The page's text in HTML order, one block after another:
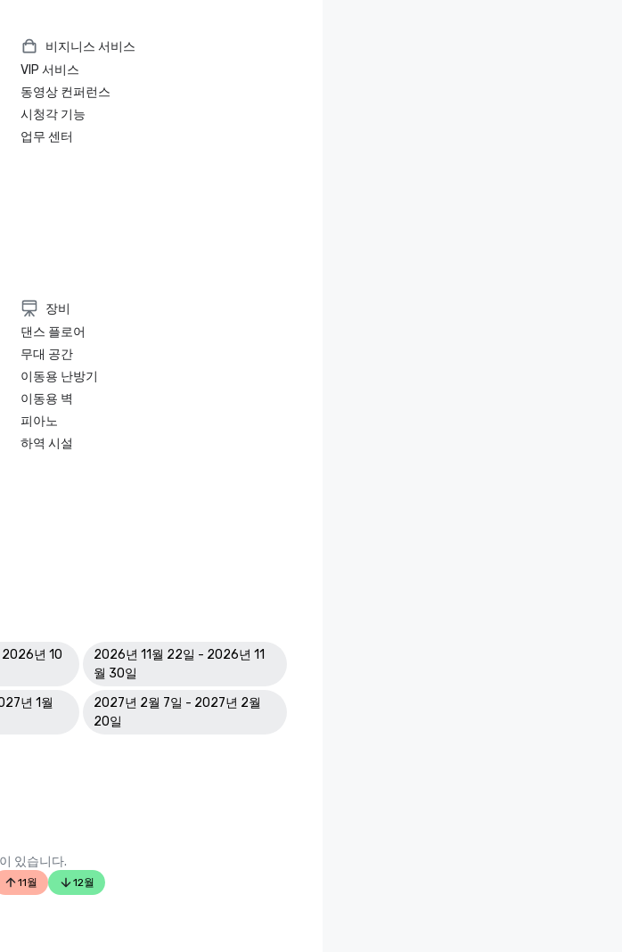
비지니스 서비스
VIP 서비스
동영상 컨퍼런스
시청각 기능
업무 센터
장비
댄스 플로어
무대 공간
이동용 난방기
이동용 벽
피아노
하역 시설
년 10
2026년 11월 22일 - 2026년 11
월 30일
년 1월
2027년 2월 7일 - 2027년 2월
20일
있습니다.
11월 12월